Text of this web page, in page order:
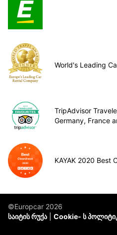
World's Leading
TripAdvisor
Germany, France
KAYAK 2020 Best
©Europcar 2026
საიტის რუქა
Cookie- ს